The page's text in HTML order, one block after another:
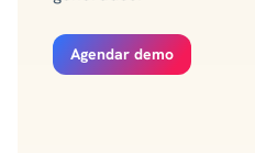
Agendar demo